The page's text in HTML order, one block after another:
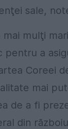
sale,
mulţi
a
Coreei
mai
de a fi
din